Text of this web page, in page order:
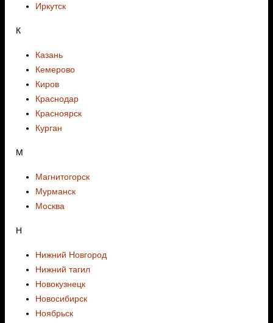
Иркутск
К
Казань
Кемерово
Киров
Краснодар
Красноярск
Курган
М
Магнитогорск
Мурманск
Москва
Н
Нижний Новгород
Нижний тагил
Новокузнецк
Новосибирск
Ноябрьск